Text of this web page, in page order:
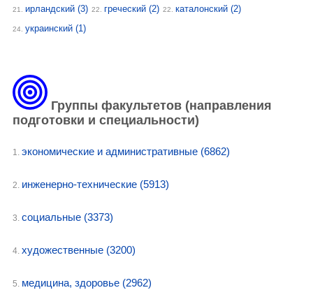
21. ирландский (3) 22. греческий (2) 22. каталонский (2)
24. украинский (1)
Группы факультетов (направления
подготовки и специальности)
1. экономические и административные (6862)
2. инженерно-техническиe (5913)
3. социальные (3373)
4. художественные (3200)
5. медицина, здоровье (2962)